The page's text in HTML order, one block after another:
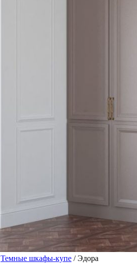
Темные шкафы-купе / Эдора